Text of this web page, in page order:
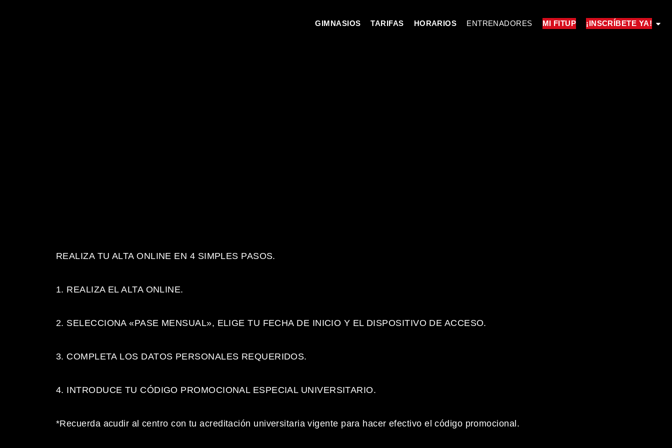
GIMNASIOS TARIFAS HORARIOS ENTRENADORES MI FITUP ¡INSCRÍBETE YA!
REALIZA TU ALTA ONLINE EN 4 SIMPLES PASOS.
1. REALIZA EL ALTA ONLINE.
2. SELECCIONA «PASE MENSUAL», ELIGE TU FECHA DE INICIO Y EL DISPOSITIVO DE ACCESO.
3. COMPLETA LOS DATOS PERSONALES REQUERIDOS.
4. INTRODUCE TU CÓDIGO PROMOCIONAL ESPECIAL UNIVERSITARIO.
*Recuerda acudir al centro con tu acreditación universitaria vigente para hacer efectivo el código promocional.